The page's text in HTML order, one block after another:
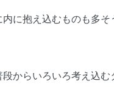
に抱え込むものも多
からいろいろ考え込